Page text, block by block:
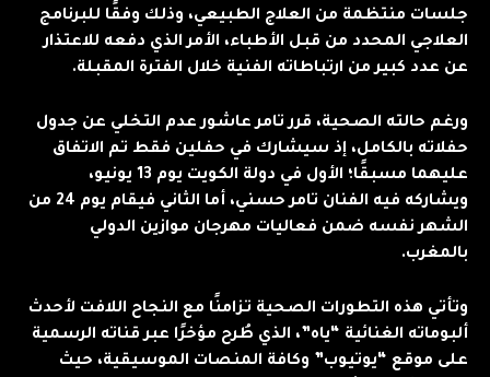
جلسات منتظمة من العلاج الطبيعي، وذلك وفقًا للبرنامج
العلاجي المحدد من قبل الأطباء، الأمر الذي دفعه للاعتذار
عن عدد كبير من ارتباطاته الفنية خلال الفترة المقبلة.
ورغم حالته الصحية، قرر تامر عاشور عدم التخلي عن جدول
حفلاته بالكامل، إذ سيشارك في حفلين فقط تم الاتفاق
عليهما مسبقًا؛ الأول في دولة الكويت يوم 13 يونيو،
ويشاركه فيه الفنان تامر حسني، أما الثاني فيقام يوم 24 من
الشهر نفسه ضمن فعاليات مهرجان موازين الدولي
بالمغرب.
وتأتي هذه التطورات الصحية تزامنًا مع النجاح اللافت لأحدث
ألبوماته الغنائية “ياه”، الذي طُرح مؤخرًا عبر قناته الرسمية
على موقع “يوتيوب” وكافة المنصات الموسيقية، حيث